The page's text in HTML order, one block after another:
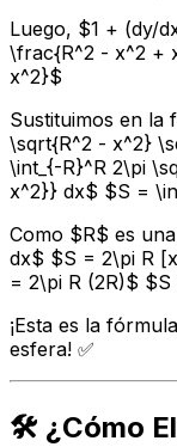
Luego, $1 + (dy/
\frac{R^2 - x^2 +
x^2}$
Sustituimos en la
\sqrt{R^2 - x^2}
\int_{-R}^R 2\pi
x^2}} dx$ $S =
Como $R$ es
dx$ $S = 2\pi R
= 2\pi R (2R)$
¡Esta es la
esfera! ✅
🛠️ ¿Cómo